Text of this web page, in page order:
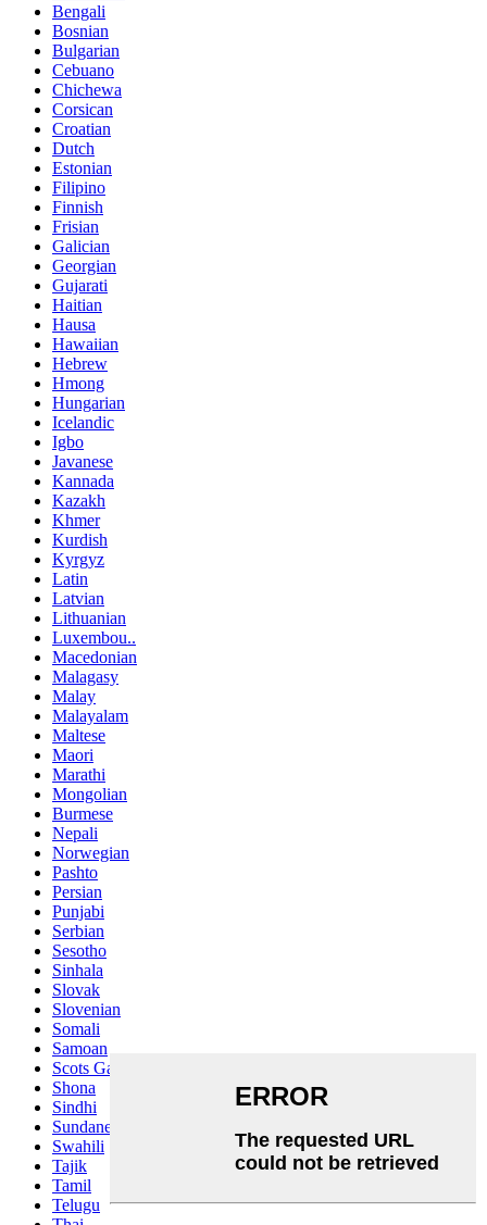
Bengali
Bosnian
Bulgarian
Cebuano
Chichewa
Corsican
Croatian
Dutch
Estonian
Filipino
Finnish
Frisian
Galician
Georgian
Gujarati
Haitian
Hausa
Hawaiian
Hebrew
Hmong
Hungarian
Icelandic
Igbo
Javanese
Kannada
Kazakh
Khmer
Kurdish
Kyrgyz
Latin
Latvian
Lithuanian
Luxembou..
Macedonian
Malagasy
Malay
Malayalam
Maltese
Maori
Marathi
Mongolian
Burmese
Nepali
Norwegian
Pashto
Persian
Punjabi
Serbian
Sesotho
Sinhala
Slovak
Slovenian
Somali
Samoan
Scots Gaelic
Shona
Sindhi
Sundanese
Swahili
Tajik
Tamil
Telugu